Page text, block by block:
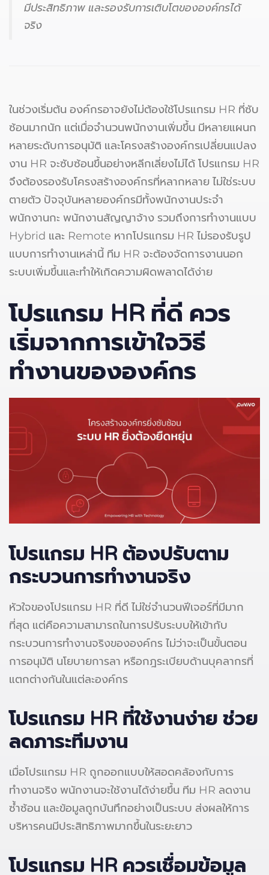
มีประสิทธิภาพ และรองรับการเติบโตขององค์กรได้
จริง
ในช่วงเริ่มต้น องค์กรอาจยังไม่ต้องใช้โปรแกรม HR ที่ซับ
ซ้อนมากนัก แต่เมื่อจำนวนพนักงานเพิ่มขึ้น มีหลายแผนก
หลายระดับการอนุมัติ และโครงสร้างองค์กรเปลี่ยนแปลง
งาน HR จะซับซ้อนขึ้นอย่างหลีกเลี่ยงไม่ได้ โปรแกรม HR
จึงต้องรองรับโครงสร้างองค์กรที่หลากหลาย ไม่ใช่ระบบ
ตายตัว ปัจจุบันหลายองค์กรมีทั้งพนักงานประจำ
พนักงานกะ พนักงานสัญญาจ้าง รวมถึงการทำงานแบบ
Hybrid และ Remote หากโปรแกรม HR ไม่รองรับรูป
แบบการทำงานเหล่านี้ ทีม HR จะต้องจัดการงานนอก
ระบบเพิ่มขึ้นและทำให้เกิดความผิดพลาดได้ง่าย
โปรแกรม HR ที่ดี ควร
เริ่มจากการเข้าใจวิธี
ทำงานขององค์กร
โปรแกรม HR ต้องปรับตาม
กระบวนการทำงานจริง
หัวใจของโปรแกรม HR ที่ดี ไม่ใช่จำนวนฟีเจอร์ที่มีมาก
ที่สุด แต่คือความสามารถในการปรับระบบให้เข้ากับ
กระบวนการทำงานจริงขององค์กร ไม่ว่าจะเป็นขั้นตอน
การอนุมัติ นโยบายการลา หรือกฎระเบียบด้านบุคลากรที่
แตกต่างกันในแต่ละองค์กร
โปรแกรม HR ที่ใช้งานง่าย ช่วย
ลดภาระทีมงาน
เมื่อโปรแกรม HR ถูกออกแบบให้สอดคล้องกับการ
ทำงานจริง พนักงานจะใช้งานได้ง่ายขึ้น ทีม HR ลดงาน
ซ้ำซ้อน และข้อมูลถูกบันทึกอย่างเป็นระบบ ส่งผลให้การ
บริหารคนมีประสิทธิภาพมากขึ้นในระยะยาว
โปรแกรม HR ควรเชื่อมข้อมูล